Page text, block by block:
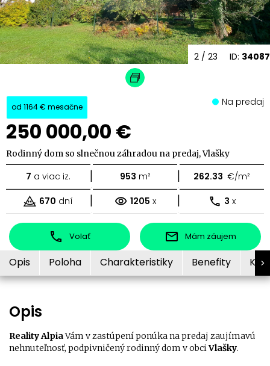
ID: 34087
2 / 23
od 1164 € mesačne
250 000,00 €
Na predaj
Rodinný dom so slnečnou záhradou na predaj, Vlašky
7 a viac iz. | 953 m² | 262.33 €/m²
670 dní | 1205 x | 3 x
Volať Mám záujem
Opis Poloha Charakteristiky Benefity
Opis
Reality AlpiaVám v zastúpení ponúka na predaj zaujímavú
nehnuteľnosť, podpivničený rodinný dom v obciVlašky.